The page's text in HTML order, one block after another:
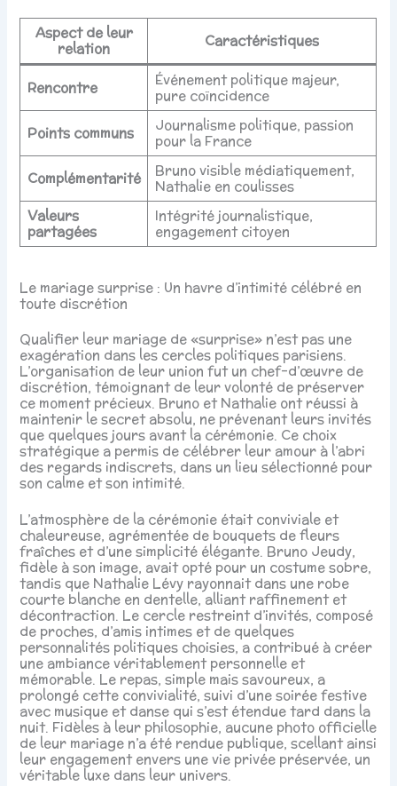
Aspect de leur
relation
Caractéristiques
Rencontre
Événement politique majeur,
pure coïncidence
Points communs
Journalisme politique, passion
pour la France
Complémentarité
Bruno visible médiatiquement,
Nathalie en coulisses
Valeurs
partagées
Intégrité journalistique,
engagement citoyen
Le mariage surprise : Un havre d’intimité célébré en
toute discrétion
Qualifier leur mariage de «surprise» n’est pas une
exagération dans les cercles politiques parisiens.
L’organisation de leur union fut un chef-d’œuvre de
discrétion, témoignant de leur volonté de préserver
ce moment précieux. Bruno et Nathalie ont réussi à
maintenir le secret absolu, ne prévenant leurs invités
que quelques jours avant la cérémonie. Ce choix
stratégique a permis de célébrer leur amour à l’abri
des regards indiscrets, dans un lieu sélectionné pour
son calme et son intimité.
L’atmosphère de la cérémonie était conviviale et
chaleureuse, agrémentée de bouquets de fleurs
fraîches et d’une simplicité élégante. Bruno Jeudy,
fidèle à son image, avait opté pour un costume sobre,
tandis que Nathalie Lévy rayonnait dans une robe
courte blanche en dentelle, alliant raffinement et
décontraction. Le cercle restreint d’invités, composé
de proches, d’amis intimes et de quelques
personnalités politiques choisies, a contribué à créer
une ambiance véritablement personnelle et
mémorable. Le repas, simple mais savoureux, a
prolongé cette convivialité, suivi d’une soirée festive
avec musique et danse qui s’est étendue tard dans la
nuit. Fidèles à leur philosophie, aucune photo officielle
de leur mariage n’a été rendue publique, scellant ainsi
leur engagement envers une vie privée préservée, un
véritable luxe dans leur univers.